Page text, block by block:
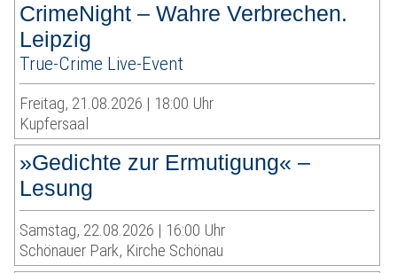
CrimeNight – Wahre Verbrechen.
Leipzig
True-Crime Live-Event
Freitag, 21.08.2026 | 18:00 Uhr
Kupfersaal
»Gedichte zur Ermutigung« –
Lesung
Samstag, 22.08.2026 | 16:00 Uhr
Schönauer Park, Kirche Schönau